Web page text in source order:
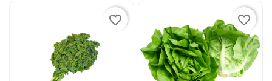
favorite_border favorite_border